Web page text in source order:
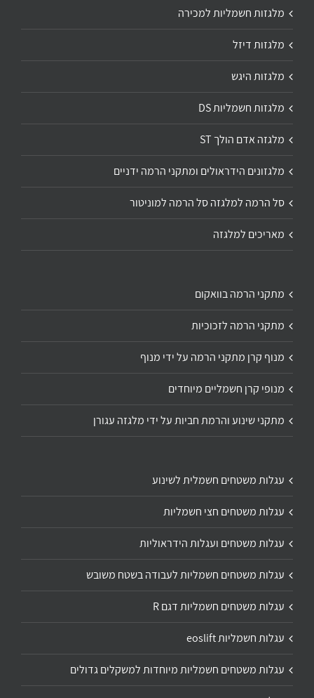
מלגזות חשמליות למכירה
מלגזות דיזל
מלגזות היגש
מלגזות חשמליות DS
מלגזה אדם הולך ST
מלגזונים הידראולים ומתקני הרמה ידניים
סל הרמה למלגזה סל הרמה למוניטור
מאריכים למלגזה
מתקני הרמה בוואקום
מתקני הרמה לזכוכיות
מנוף קרן מתקני הרמה על ידי מנוף
מנופי קרן חשמליים מיוחדים
מתקני שינוע והרמת חביות על ידי מלגזה עגורן
עגלות משטחים חשמלית לשינוע
עגלות משטחים חצי חשמליות
עגלות משטחים ועגלות הידראוליות
עגלות משטחים חשמליות לעבודה בשטח משובש
עגלות משטחים חשמליות דגם R
עגלות חשמליות eoslift
עגלות משטחים חשמליות מיוחדות למשקלים גדולים